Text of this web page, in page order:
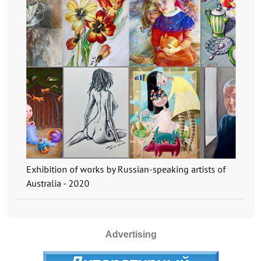
Exhibition of works by Russian-speaking artists of
Australia - 2020
Advertising